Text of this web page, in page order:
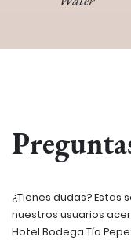
¿Tienes dudas? Estas
nuestros usuarios
Hotel Bodega Tío Pepe: